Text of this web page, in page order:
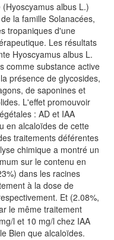
albus L.)
la famille Solanacées,
tropaniques d'une
Les résultats
Hyoscyamus albus L.
comme substance active
présence de glycosides,
de saponines et
L'effet promouvoir
: AD et IAA
en alcaloïdes de cette
traitements déférentes
chimique a montré un
sur le contenu en
dans les racines
à la dose de
Et (2.08%,
le même traitement
l et 10 mg/l chez IAA
Bien que alcaloïdes.